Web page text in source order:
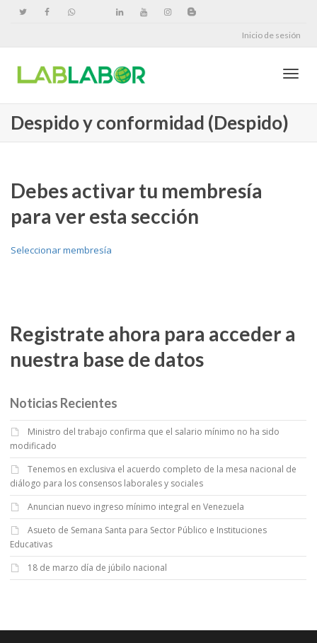
Inicio de sesión
Despido y conformidad (Despido)
Debes activar tu membresía
para ver esta sección
Seleccionar membresía
Registrate ahora para acceder a
nuestra base de datos
Noticias Recientes
Ministro del trabajo confirma que el salario mínimo no ha sido
modificado
Tenemos en exclusiva el acuerdo completo de la mesa nacional de
diálogo para los consensos laborales y sociales
Anuncian nuevo ingreso mínimo integral en Venezuela
Asueto de Semana Santa para Sector Público e Instituciones
Educativas
18 de marzo día de júbilo nacional